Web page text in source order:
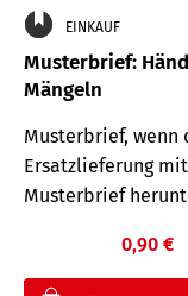
EINKAUF
Musterbrief:
Mängeln
Musterbrief, wenn
Ersatzlieferung
Musterbrief
0,90 €